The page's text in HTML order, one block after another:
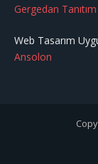
Gergedan Tanıtım
Web Tasarım
Ansolon